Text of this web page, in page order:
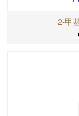
2-甲